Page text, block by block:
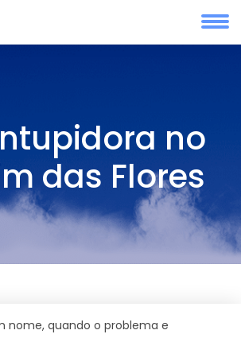
no
das Flores
nome, quando o problema e